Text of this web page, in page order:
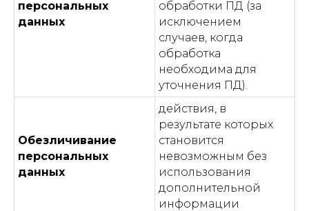
персональных
данных
обработки ПД (за
исключением
случаев, когда
обработка
необходима для
уточнения ПД).
Обезличивание
персональных
данных
действия, в
результате которых
становится
невозможным без
использования
дополнительной
информации